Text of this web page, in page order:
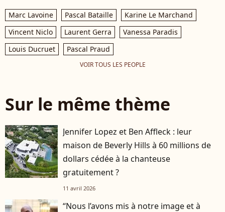
Marc Lavoine Pascal Bataille
Karine Le Marchand
Vincent Niclo
Laurent Gerra
Vanessa Paradis
Louis Ducruet
Pascal Praud
VOIR TOUS LES PEOPLE
Sur le même thème
Jennifer Lopez et Ben Affleck : leur
maison de Beverly Hills à 60 millions de
dollars cédée à la chanteuse
gratuitement ?
11 avril 2026
“Nous l’avons mis à notre image et à